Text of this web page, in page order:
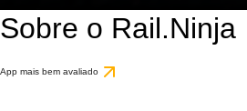
Sobre o Rail.Ninja
App mais bem avaliado